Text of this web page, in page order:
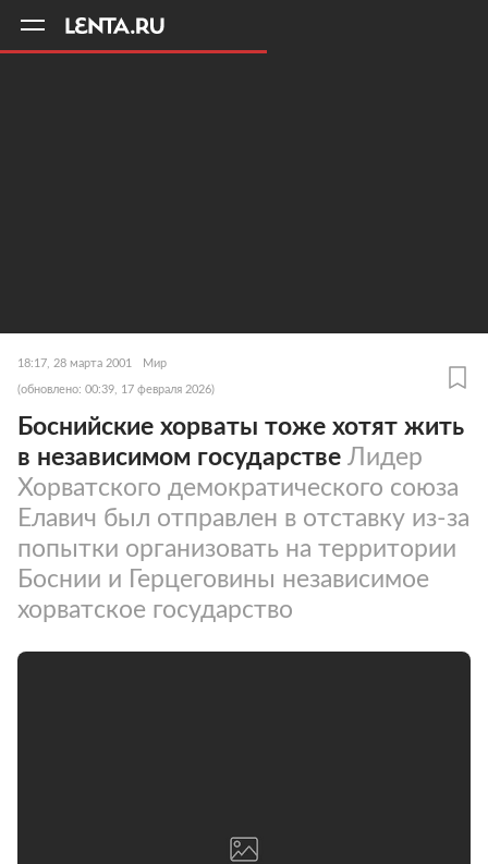
18:17, 28 марта 2001 Мир
(обновлено: 00:39, 17 февраля 2026)
Боснийские хорваты тоже хотят жить
в независимом государстве Лидер
Хорватского демократического союза
Елавич был отправлен в отставку из-за
попытки организовать на территории
Боснии и Герцеговины независимое
хорватское государство